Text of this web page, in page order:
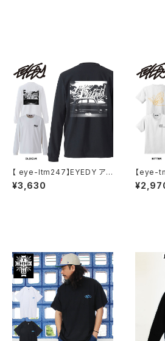
【 eye-ltm247】EYEDY アイ
ディー 大きいサイズ メンズ ロ
ングTシャツ GOD IS DEAD
¥3,630
【eye-
ディー
ーブTシ